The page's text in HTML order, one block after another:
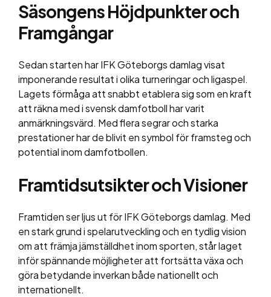
Säsongens Höjdpunkter och
Framgångar
Sedan starten har IFK Göteborgs damlag visat
imponerande resultat i olika turneringar och ligaspel.
Lagets förmåga att snabbt etablera sig som en kraft
att räkna med i svensk damfotboll har varit
anmärkningsvärd. Med flera segrar och starka
prestationer har de blivit en symbol för framsteg och
potential inom damfotbollen.
Framtidsutsikter och Visioner
Framtiden ser ljus ut för IFK Göteborgs damlag. Med
en stark grund i spelarutveckling och en tydlig vision
om att främja jämställdhet inom sporten, står laget
inför spännande möjligheter att fortsätta växa och
göra betydande inverkan både nationellt och
internationellt.